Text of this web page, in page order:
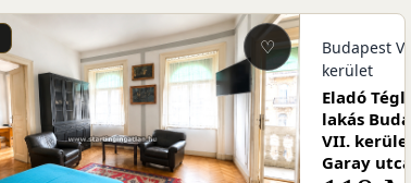
♡
Budapest VII.
kerület
Eladó Tégla
lakás
VII. kerület,
Garay utca